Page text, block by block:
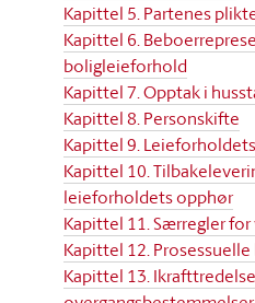
Kapittel 5. Partenes
Kapittel 6.
boligleieforhold
Kapittel 7. Opptak i
Kapittel 8. Personskifte
Kapittel 9.
Kapittel 10.
leieforholdets opphør
Kapittel 11. Særregler
Kapittel 12.
Kapittel 13.